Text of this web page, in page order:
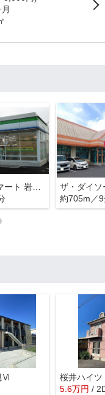
ファミリーマート 岩槻東町一丁目店
約705m／
Ⅵ
桜井ハイツ
5.6万円 /